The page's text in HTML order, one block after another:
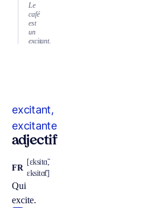
Le
café
est
un
excitant.
excitant,
excitante
adjectif
FR
[ɛksitɑ̃,
ɛksitɑ̃t]
Qui
excite.